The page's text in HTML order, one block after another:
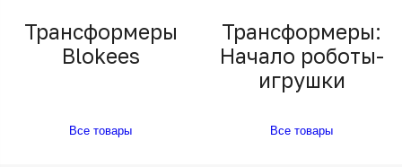
Трансформеры
Blokees
Все товары
Трансформеры:
Начало роботы-
игрушки
Все товары